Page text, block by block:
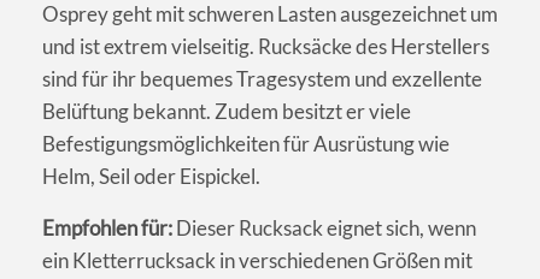
Osprey geht mit schweren Lasten ausgezeichnet um
und ist extrem vielseitig. Rucksäcke des Herstellers
sind für ihr bequemes Tragesystem und exzellente
Belüftung bekannt. Zudem besitzt er viele
Befestigungsmöglichkeiten für Ausrüstung wie
Helm, Seil oder Eispickel.
Empfohlen für:Dieser Rucksack eignet sich, wenn
ein Kletterrucksack in verschiedenen Größen mit